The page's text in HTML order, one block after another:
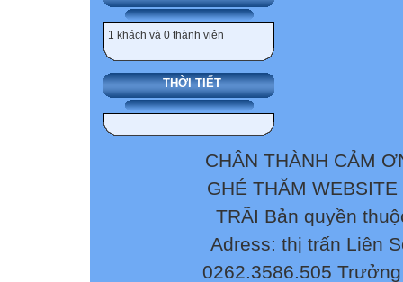
1 khách và 0 thành viên
THỜI TIẾT
CHÂN THÀNH CẢM
GHÉ THĂM
TRÃI Bản quyền
Adress: thị trấn Liên
0262.3586.505